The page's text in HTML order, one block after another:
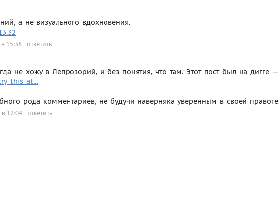
а не визуального вдохновения.
15:38 ответить
не хожу в Лепрозорий, и без понятия, что там. Этот пост был на дигге —
рода комментариев, не будучи наверняка уверенным в своей правоте.
в 12:04 ответить